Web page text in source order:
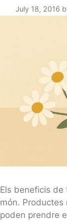
July 18, 2016
Els beneficis
món.
poden prendre